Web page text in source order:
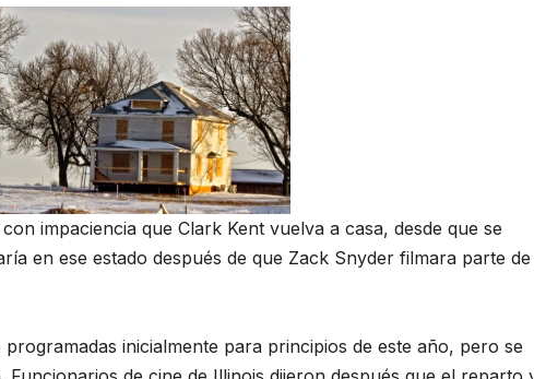
impaciencia que Clark Kent vuelva a casa, desde que se
en ese estado después de que Zack Snyder filmara parte de
inicialmente para principios de este año, pero se